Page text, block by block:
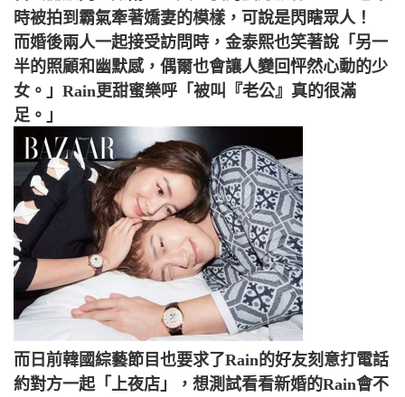
時被拍到霸氣牽著嬌妻的模樣，可說是閃瞎眾人！
而婚後兩人一起接受訪問時，金泰熙也笑著說「另一
半的照顧和幽默感，偶爾也會讓人變回怦然心動的少
女。」Rain更甜蜜樂呼「被叫『老公』真的很滿
足。」
而日前韓國綜藝節目也要求了Rain的好友刻意打電話
約對方一起「上夜店」，想測試看看新婚的Rain會不